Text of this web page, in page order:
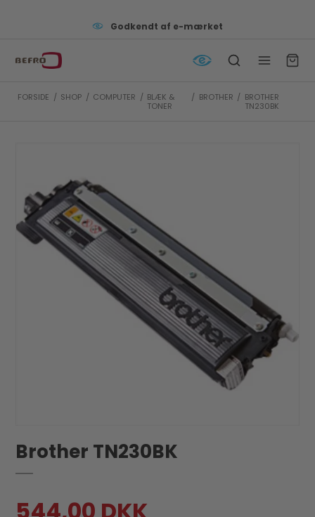
Godkendt af e-mærket
FORSIDE / SHOP / COMPUTER / BLÆK &
TONER
/ BROTHER / BROTHER
TN230BK
Brother TN230BK